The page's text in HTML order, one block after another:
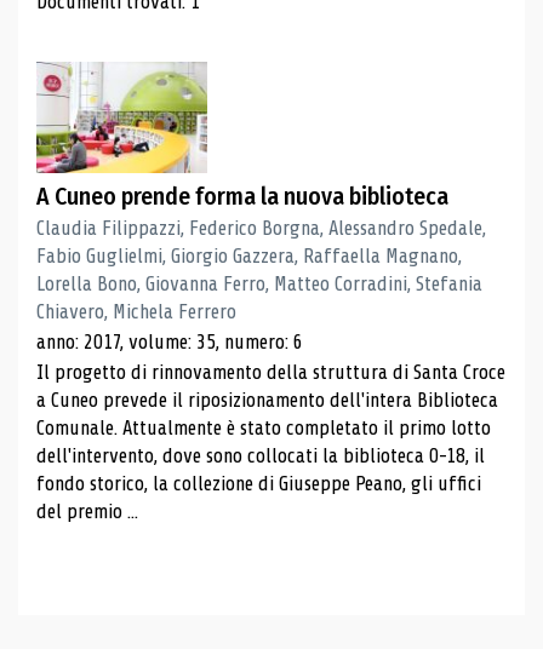
A Cuneo prende forma la nuova biblioteca
Claudia Filippazzi, Federico Borgna, Alessandro Spedale,
Fabio Guglielmi, Giorgio Gazzera, Raffaella Magnano,
Lorella Bono, Giovanna Ferro, Matteo Corradini, Stefania
Chiavero, Michela Ferrero
anno: 2017, volume: 35, numero: 6
Il progetto di rinnovamento della struttura di Santa Croce
a Cuneo prevede il riposizionamento dell'intera Biblioteca
Comunale. Attualmente è stato completato il primo lotto
dell'intervento, dove sono collocati la biblioteca 0-18, il
fondo storico, la collezione di Giuseppe Peano, gli uffici
del premio ...